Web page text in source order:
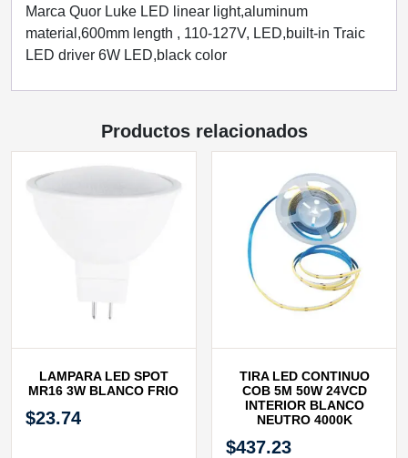
LIGHTING
cantidad
Marca Quor Luke LED linear light,aluminum
material,600mm length , 110-127V, LED,built-in Traic
LED driver 6W LED,black color
Productos relacionados
LAMPARA LED SPOT
MR16 3W BLANCO FRIO
$23.74
TIRA LED CONTINUO
COB 5M 50W 24VCD
INTERIOR BLANCO
NEUTRO 4000K
$437.23